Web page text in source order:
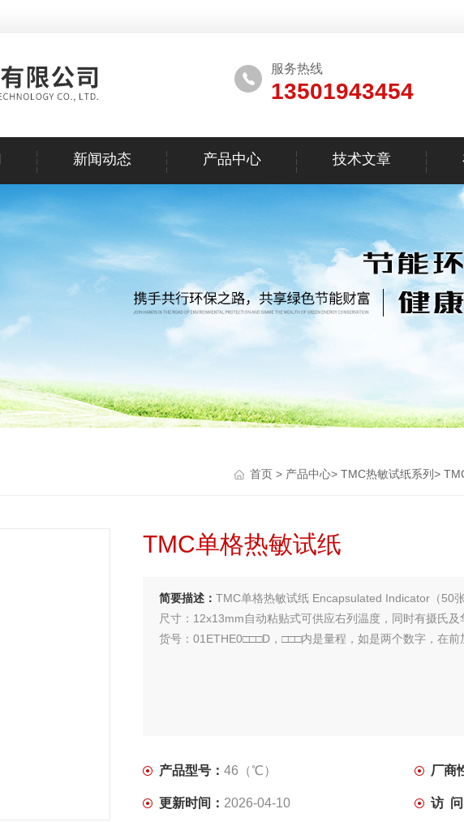
服务热线
13501943454
新闻动态 产品中心 技术文章
首页 > 产品中心> TMC热敏试纸系列>
TMC单格热敏试纸
简要描述： TMC单格热敏试纸 Encapsulated Indicator（50张
尺寸：12x13mm自动粘贴式可供应右列温度，同时有摄氏及
货号：01ETHE0□□□D，□□□内是量程，如是两个数字，在前
产品型号： 46（℃） 厂商
更新时间： 2026-04-10 访 问